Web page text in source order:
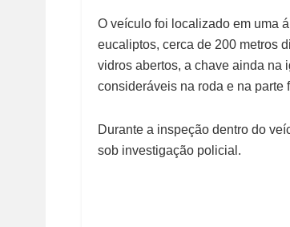
O veículo foi localizado em uma
eucaliptos, cerca de 200 metros
vidros abertos, a chave ainda na
consideráveis na roda e na parte
Durante a inspeção dentro do
sob investigação policial.